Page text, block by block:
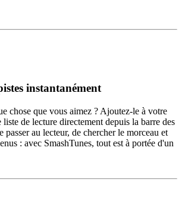
instantanément
chose que vous aimez ? Ajoutez-le à votre
de lecture directement depuis la barre des
passer au lecteur, de chercher le morceau et
: avec SmashTunes, tout est à portée d'un